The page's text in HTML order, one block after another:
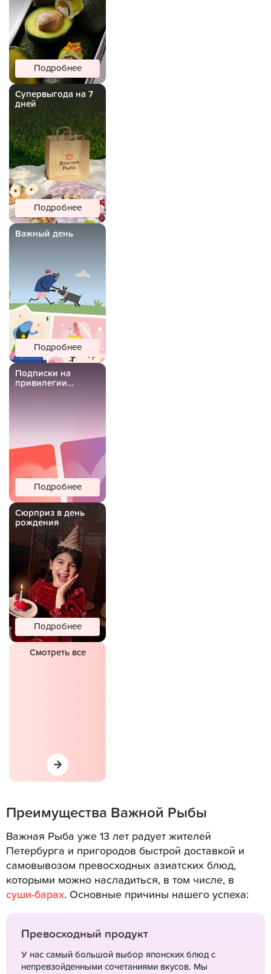
Подробнее
Супервыгода на 7
дней
Подробнее
Важный день
Подробнее
Подписки на
привилегии
Подробнее
Сюрприз в день
рождения
Подробнее
Смотреть все
Преимущества Важной Рыбы
Важная Рыба уже 13 лет радует жителей
Петербурга и пригородов быстрой доставкой и
самовывозом превосходных азиатских блюд,
которыми можно насладиться, в том числе, в
суши-барах. Основные причины нашего успеха:
Превосходный продукт
У нас самый большой выбор японских блюд с
непревзойденными сочетаниями вкусов. Мы